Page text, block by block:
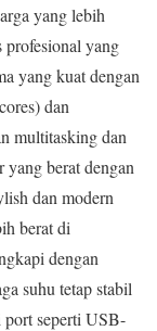
yang lebih
profesional yang
yang kuat dengan
dan
multitasking dan
yang berat dengan
dan modern
berat di
dengan
suhu tetap stabil
port seperti USB-